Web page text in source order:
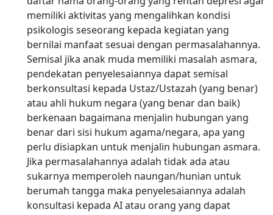
memiliki aktivitas yang mengalihkan kondisi
psikologis seseorang kepada kegiatan yang
bernilai manfaat sesuai dengan permasalahannya.
Semisal jika anak muda memiliki masalah asmara,
pendekatan penyelesaiannya dapat semisal
berkonsultasi kepada Ustaz/Ustazah (yang benar)
atau ahli hukum negara (yang benar dan baik)
berkenaan bagaimana menjalin hubungan yang
benar dari sisi hukum agama/negara, apa yang
perlu disiapkan untuk menjalin hubungan asmara.
Jika permasalahannya adalah tidak ada atau
sukarnya memperoleh naungan/hunian untuk
berumah tangga maka penyelesaiannya adalah
konsultasi kepada AI atau orang yang dapat